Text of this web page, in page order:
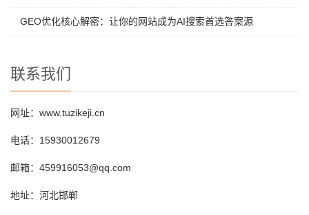
GEO优化核心解密：让你的网站成为AI搜索首选答案源
联系我们
网址：www.tuzikeji.cn
电话：15930012679
邮箱：459916053@qq.com
地址：河北邯郸